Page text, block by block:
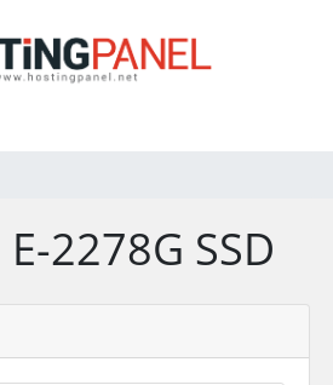
2278G SSD